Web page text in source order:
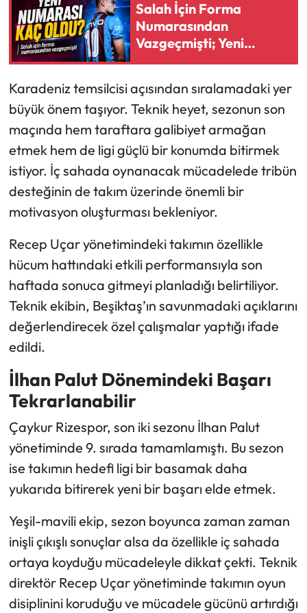
Salah İçin Forma
Numarasından
Vazgeçmişti; Yeni
Numarası Kaç Oldu?
Karadeniz temsilcisi açısından sıralamadaki yer
büyük önem taşıyor. Teknik heyet, sezonun son
maçında hem taraftara galibiyet armağan
etmek hem de ligi güçlü bir konumda bitirmek
istiyor. İç sahada oynanacak mücadelede tribün
desteğinin de takım üzerinde önemli bir
motivasyon oluşturması bekleniyor.
Recep Uçar yönetimindeki takımın özellikle
hücum hattındaki etkili performansıyla son
haftada sonuca gitmeyi planladığı belirtiliyor.
Teknik ekibin, Beşiktaş’ın savunmadaki açıklarını
değerlendirecek özel çalışmalar yaptığı ifade
edildi.
İlhan Palut Dönemindeki Başarı
Tekrarlanabilir
Çaykur Rizespor, son iki sezonu İlhan Palut
yönetiminde 9. sırada tamamlamıştı. Bu sezon
ise takımın hedefi ligi bir basamak daha
yukarıda bitirerek yeni bir başarı elde etmek.
Yeşil-mavili ekip, sezon boyunca zaman zaman
inişli çıkışlı sonuçlar alsa da özellikle iç sahada
ortaya koyduğu mücadeleyle dikkat çekti. Teknik
direktör Recep Uçar yönetiminde takımın oyun
disiplinini koruduğu ve mücadele gücünü artırdığı